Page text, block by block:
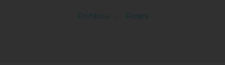
Portbou Roses